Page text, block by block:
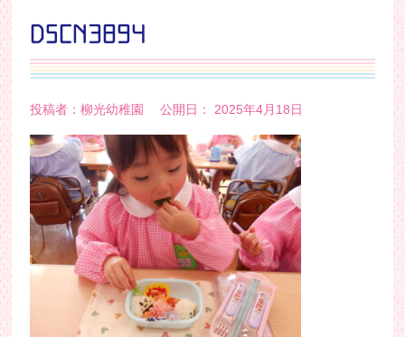
DSCN3894
投稿者：柳光幼稚園 公開日： 2025年4月18日